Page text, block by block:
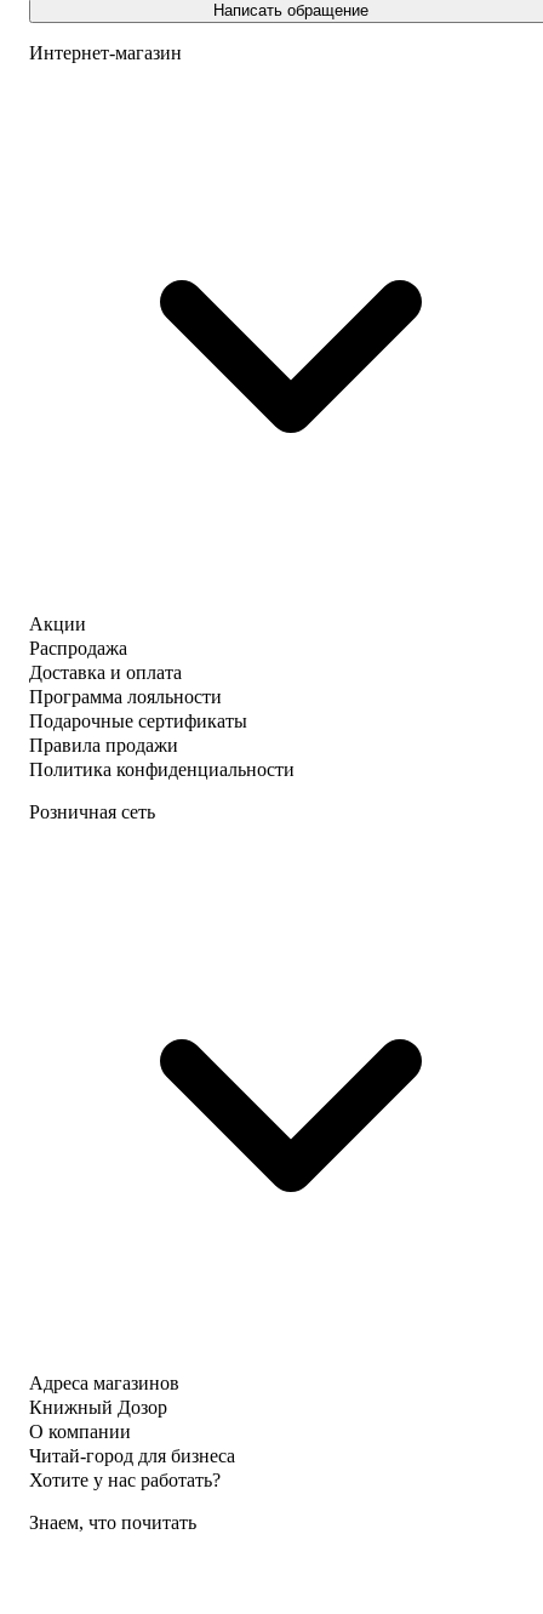
Написать обращение
Интернет-магазин
Акции
Распродажа
Доставка и оплата
Программа лояльности
Подарочные сертификаты
Правила продажи
Политика конфиденциальности
Розничная сеть
Адреса магазинов
Книжный Дозор
О компании
Читай-город для бизнеса
Хотите у нас работать?
Знаем, что почитать